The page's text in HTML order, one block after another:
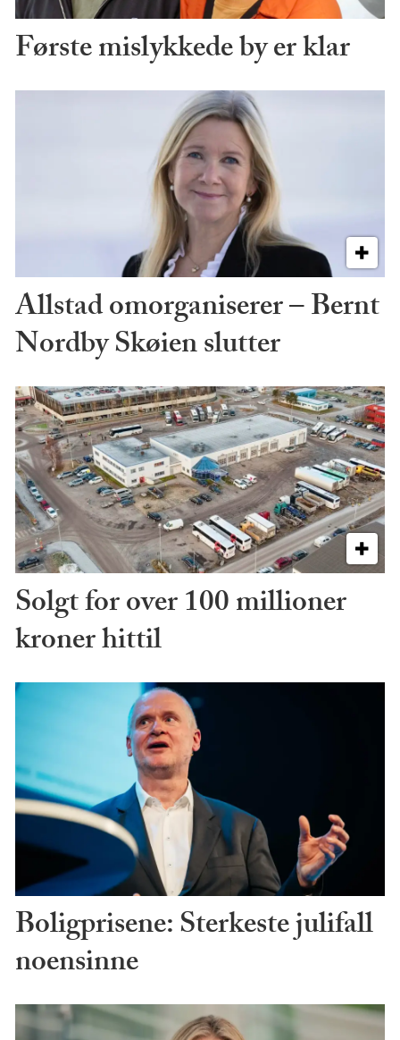
Første mislykkede by er klar
Allstad omorganiserer – Bernt
Nordby Skøien slutter
Solgt for over 100 millioner
kroner hittil
Boligprisene: Sterkeste julifall
noensinne